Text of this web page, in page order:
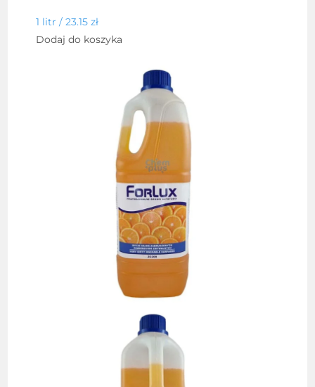
1 litr / 23.15zł
Dodaj do koszyka